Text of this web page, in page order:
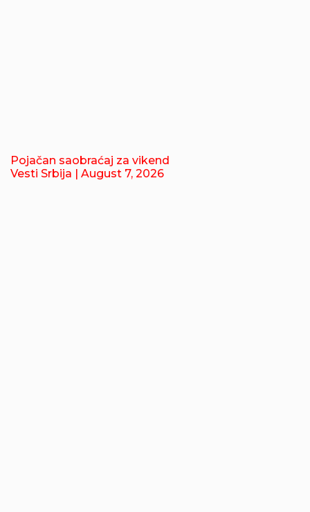
Pojačan saobraćaj za vikend
Vesti Srbija | August 7, 2026